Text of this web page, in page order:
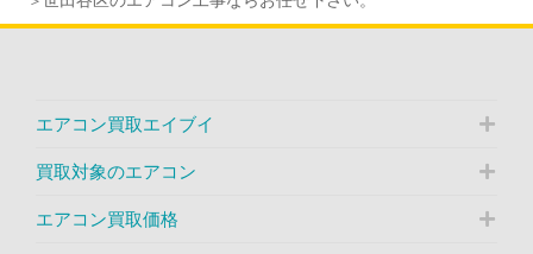
エアコン買取エイブイ
買取対象のエアコン
エアコン買取価格